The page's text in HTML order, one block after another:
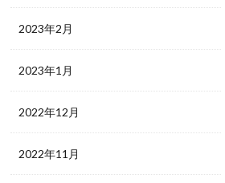
2023年2月
2023年1月
2022年12月
2022年11月